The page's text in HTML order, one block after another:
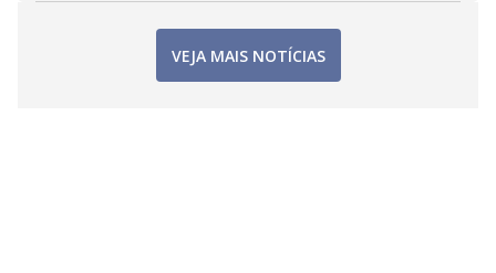
VEJA MAIS NOTÍCIAS